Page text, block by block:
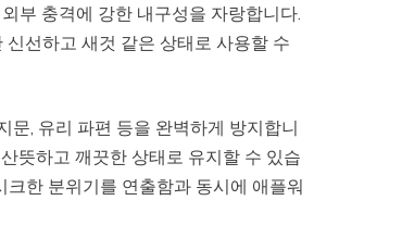
부 충격에 강한 내구성을 자랑합니다.
선하고 새것 같은 상태로 사용할 수
문, 유리 파편 등을 완벽하게 방지합니
뜻하고 깨끗한 상태로 유지할 수 있습
한 분위기를 연출함과 동시에 애플워